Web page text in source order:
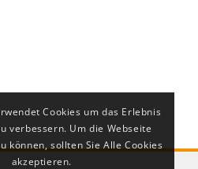
Cookies um das Erlebnis
verbessern. Um die Webseite
können, sollten Sie Alle Cookies
akzeptieren.